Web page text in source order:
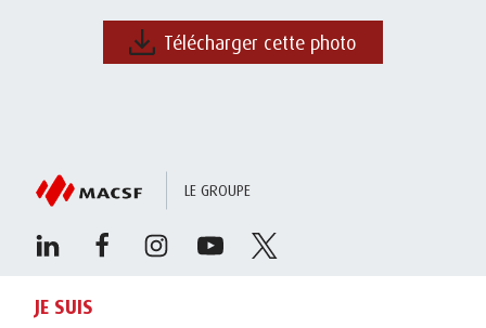
Télécharger cette photo
LE GROUPE
JE SUIS